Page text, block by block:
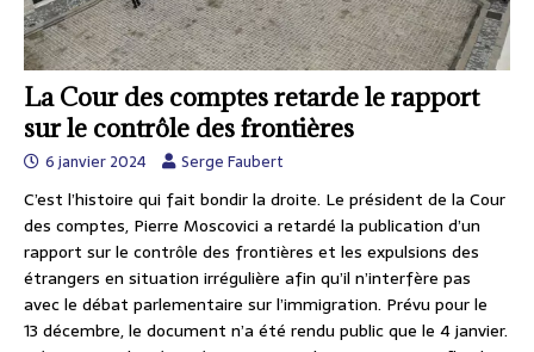
La Cour des comptes retarde le rapport
sur le contrôle des frontières
6 janvier 2024 Serge Faubert
C’est l’histoire qui fait bondir la droite. Le président de la Cour
des comptes, Pierre Moscovici a retardé la publication d’un
rapport sur le contrôle des frontières et les expulsions des
étrangers en situation irrégulière afin qu’il n’interfère pas
avec le débat parlementaire sur l’immigration. Prévu pour le
13 décembre, le document n’a été rendu public que le 4 janvier.